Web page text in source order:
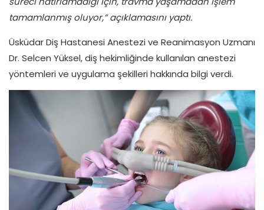
tamamlanmış oluyor,” açıklamasını yaptı.
Üsküdar Diş Hastanesi Anestezi ve Reanimasyon Uzmanı
Dr. Selcen Yüksel, diş hekimliğinde kullanılan anestezi
yöntemleri ve uygulama şekilleri hakkında bilgi verdi.